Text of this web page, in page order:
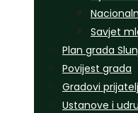
Savjet
Plan grada
Povijest grada
Gradovi
Ustanove i